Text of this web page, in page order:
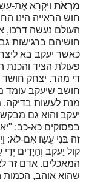
מֵרְאֹת וַיִּקְרָא אֶת-
חוש הראייה הינו
העולם נעשה דרכו,
חושיהם ברגישות
כאשר יעקב בא
פעולת הציד והכנת
די מהר. יצחק חושד
חושב שיעקב עומד
מנת לעשות בדיקה.
יעקב והוא גם
בפסוקים כא-כב:
זֶה בְּנִי עֵשָׂו אִם-לֹא:
קוֹל יַעֲקֹב וְהַיָּדַיִם
המאכלים. אדם זר
שהוא אוהב, הכמות